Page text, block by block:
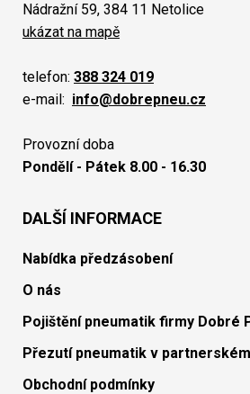
Nádražní 59, 384 11 Netolice
ukázat na mapě
telefon: 388 324 019
e-mail: info@dobrepneu.cz
Provozní doba
Pondělí - Pátek 8.00 - 16.30
DALŠÍ INFORMACE
Nabídka předzásobení
O nás
Pojištění pneumatik firmy Dobré
Přezutí pneumatik v
Obchodní podmínky